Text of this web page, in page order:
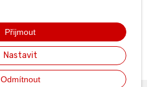
Přijmout
Nastavit
Odmítnout